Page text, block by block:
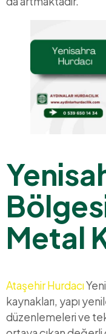
Metal
Ataşehir Hurdacı
kaynakları, yapı
düzenlemeleri ve